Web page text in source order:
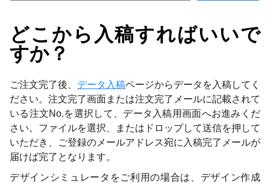
どこから入稿すればいいで
すか？
ご注文完了後、 データ入稿ページからデータを入稿してく
ださい。注文完了画面または注文完了メールに記載されて
いる注文No.を選択して、データ入稿用画面へお進みくだ
さい。ファイルを選択、またはドロップして送信を押して
いただき、ご登録のメールアドレス宛に入稿完了メールが
届けば完了となります。
デザインシミュレータをご利用の場合は、デザイン作成